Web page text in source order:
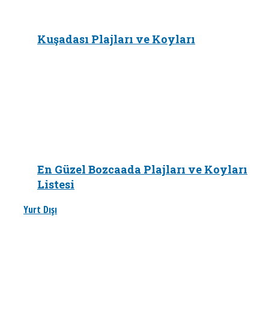
Kuşadası Plajları ve Koyları
En Güzel Bozcaada Plajları ve Koyları
Listesi
Yurt Dışı